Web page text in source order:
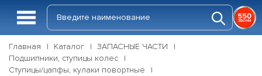
Главная Каталог
ЗАПАСНЫЕ ЧАСТИ
Подшипники, ступицы колес
Ступицы/цапфы, кулаки повортные